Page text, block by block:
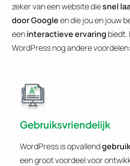
zeker van een website diesnel
door Googleen die jou en jouw
eeninteractieve ervaring biedt.
WordPress nog andere voordelen:
Gebruiksvriendelijk
WordPress is opvallend
een groot voordeel voor